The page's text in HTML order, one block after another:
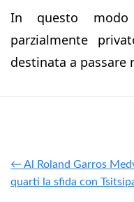
In questo
parzialmente
destinata a passare
← Al Roland Garros
quarti la sfida con